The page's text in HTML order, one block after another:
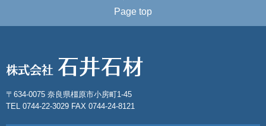
Page top
〒634-0075 奈良県橿原市小房町1-45
TEL 0744-22-3029 FAX 0744-24-8121